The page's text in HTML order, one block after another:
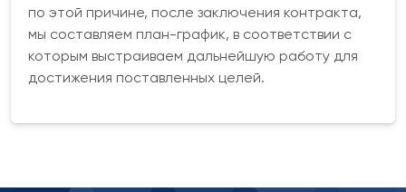
по этой причине, после заключения контракта,
мы составляем план-график, в соответствии с
которым выстраиваем дальнейшую работу для
достижения поставленных целей.